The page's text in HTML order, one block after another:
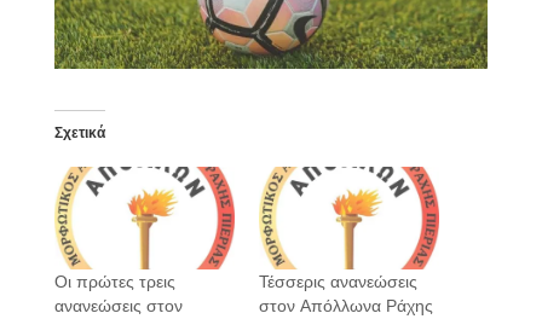
Σχετικά
Οι πρώτες τρεις
ανανεώσεις στον
Τέσσερις ανανεώσεις
στον Απόλλωνα Ράχης